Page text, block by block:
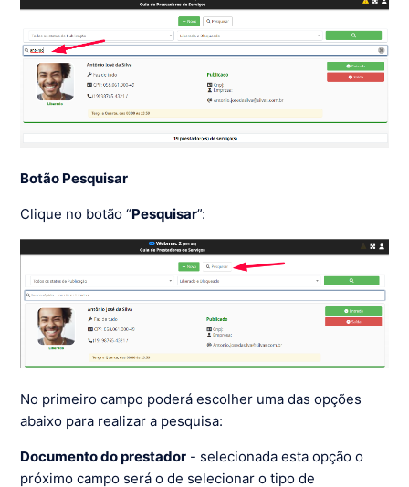
Botão Pesquisar
Clique no botão “Pesquisar”:
No primeiro campo poderá escolher uma das opções
abaixo para realizar a pesquisa:
Documento do prestador - selecionada esta opção o
próximo campo será o de selecionar o tipo de